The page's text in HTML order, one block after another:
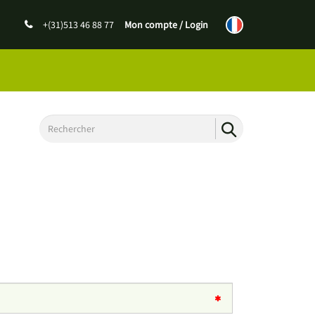
+(31)513 46 88 77 Mon compte / Login